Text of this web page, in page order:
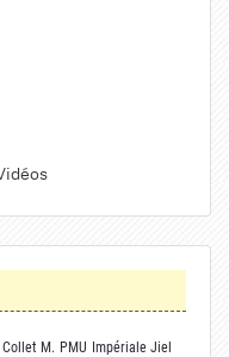
Collet M. PMU Impériale Jiel